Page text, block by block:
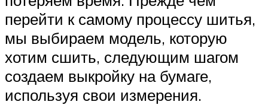
перейти к самому процессу шитья,
мы выбираем модель, которую
хотим сшить, следующим шагом
создаем выкройку на бумаге,
используя свои измерения.